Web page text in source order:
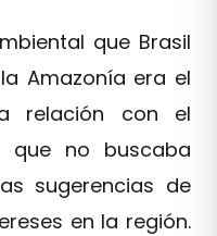
que Brasil
Amazonía era el
relación con el
que no buscaba
sugerencias de
en la región.